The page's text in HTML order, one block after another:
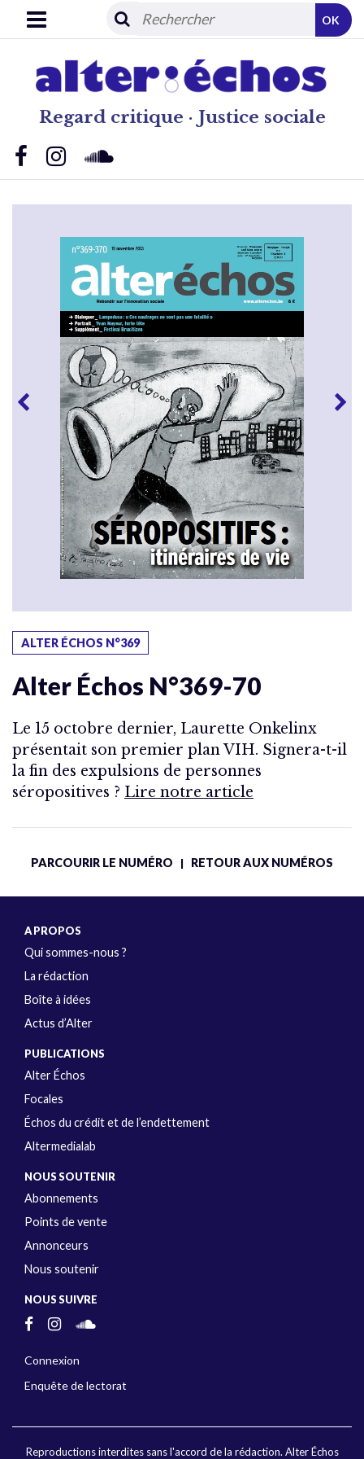
Regard critique · Justice sociale
OK
ALTER ÉCHOS N°369
Alter Échos N°369-70
Le 15 octobre dernier, Laurette Onkelinx
présentait son premier plan VIH. Signera-t-il
la fin des expulsions de personnes
séropositives ? Lire notre article
PARCOURIR LE NUMÉRO | RETOUR AUX NUMÉROS
A PROPOS
Qui sommes-nous ?
La rédaction
Boîte à idées
Actus d’Alter
PUBLICATIONS
Alter Échos
Focales
Échos du crédit et de l’endettement
Altermedialab
NOUS SOUTENIR
Abonnements
Points de vente
Annonceurs
Nous soutenir
NOUS SUIVRE
Connexion
Enquête de lectorat
Reproductions interdites sans l'accord de la rédaction. Alter Échos